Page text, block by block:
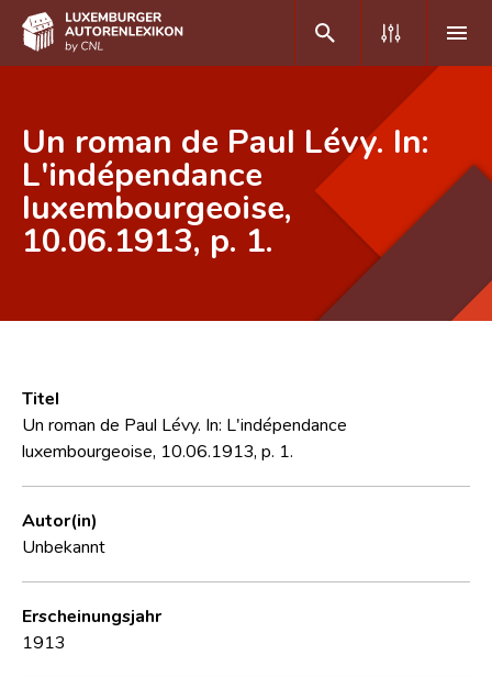
DE FR
Home
Autor(inn)en A-Z
Forschungsgruppe
Un roman de Paul Lévy. In:
L'indépendance
luxembourgeoise,
10.06.1913, p. 1.
Titel
Un roman de Paul Lévy. In: L'indépendance
luxembourgeoise, 10.06.1913, p. 1.
Autor(in)
Unbekannt
Erscheinungsjahr
1913